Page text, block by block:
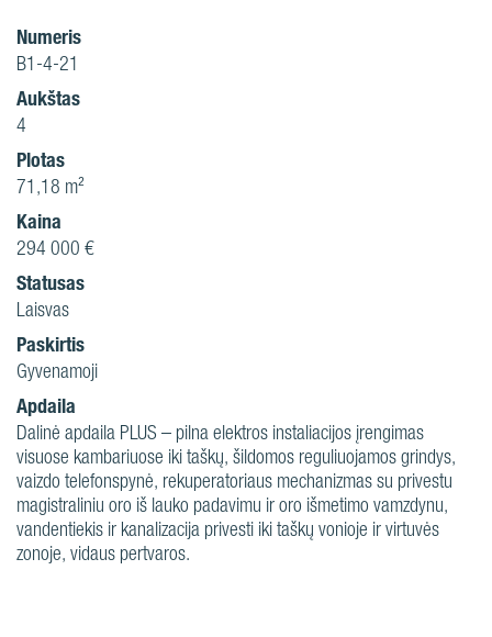
Numeris
B1-4-21
Aukštas
4
Plotas
71,18 m²
Kaina
294 000 €
Statusas
Laisvas
Paskirtis
Gyvenamoji
Apdaila
Dalinė apdaila PLUS – pilna elektros instaliacijos įrengimas
visuose kambariuose iki taškų, šildomos reguliuojamos grindys,
vaizdo telefonspynė, rekuperatoriaus mechanizmas su privestu
magistraliniu oro iš lauko padavimu ir oro išmetimo vamzdynu,
vandentiekis ir kanalizacija privesti iki taškų vonioje ir virtuvės
zonoje, vidaus pertvaros.